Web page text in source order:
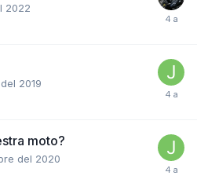
2022
2019
moto?
del 2020